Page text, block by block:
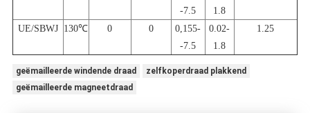
-7.5
1.8
UE/SBWJ 130℃ 0 0
0,155-
-7.5
0.02-
1.8
1.25
geëmailleerde windende draad
zelfkoperdraad plakkend
geëmailleerde magneetdraad